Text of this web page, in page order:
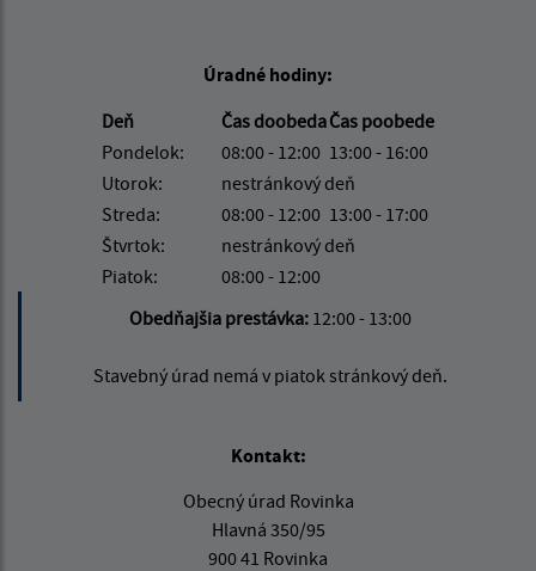
Úradné hodiny:
Deň
Čas doobedaČas poobede
Pondelok:
08:00 - 12:00 13:00 - 16:00
Utorok:
nestránkový deň
Streda:
08:00 - 12:00 13:00 - 17:00
Štvrtok:
nestránkový deň
Piatok:
08:00 - 12:00
Obedňajšia prestávka: 12:00 - 13:00
Stavebný úrad nemá v piatok stránkový deň.
Kontakt:
Obecný úrad Rovinka
Hlavná 350/95
900 41 Rovinka